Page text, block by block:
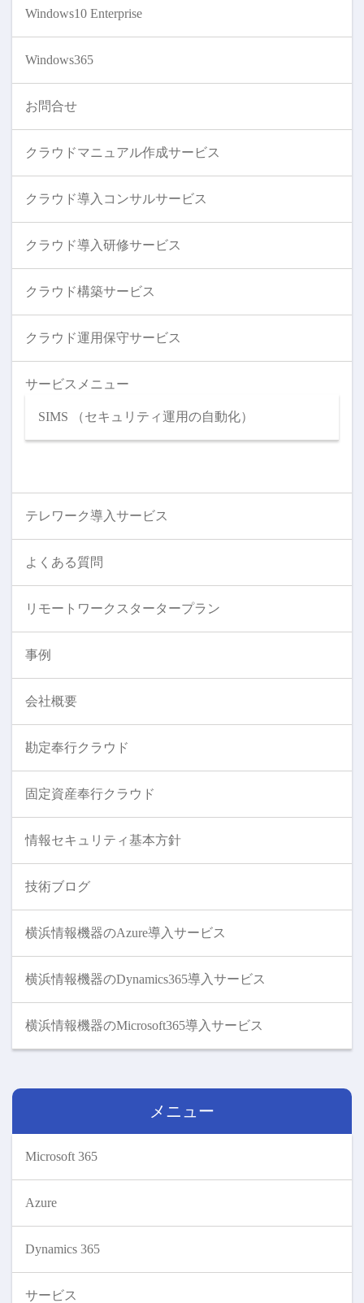
Windows10 Enterprise
Windows365
お問合せ
クラウドマニュアル作成サービス
クラウド導入コンサルサービス
クラウド導入研修サービス
クラウド構築サービス
クラウド運用保守サービス
サービスメニュー
SIMS （セキュリティ運用の自動化）
テレワーク導入サービス
よくある質問
リモートワークスタータープラン
事例
会社概要
勘定奉行クラウド
固定資産奉行クラウド
情報セキュリティ基本方針
技術ブログ
横浜情報機器のAzure導入サービス
横浜情報機器のDynamics365導入サービス
横浜情報機器のMicrosoft365導入サービス
メニュー
Microsoft 365
Azure
Dynamics 365
サービス